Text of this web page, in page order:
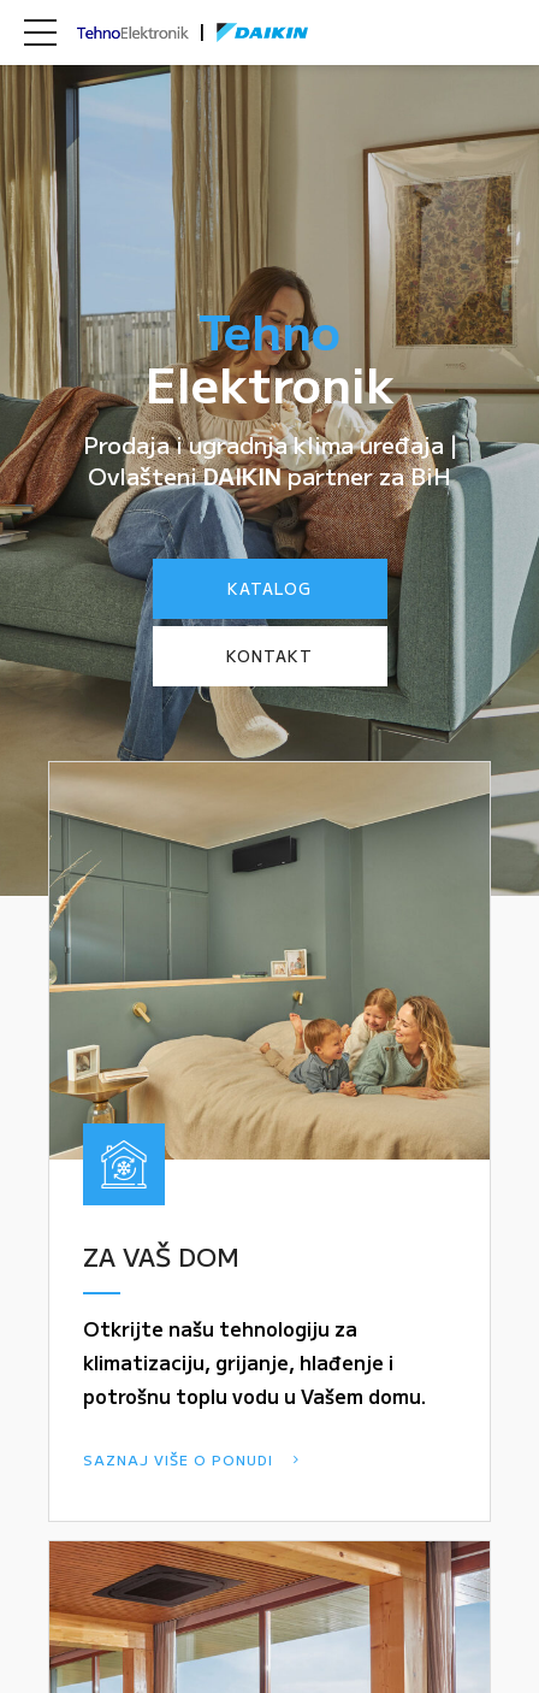
Tehno
Elektronik
Prodaja i ugradnja klima uređaja |
OvlašteniDAIKINpartner za BiH
KATALOG
KONTAKT
ZA VAŠ DOM
Otkrijte našu tehnologiju za
klimatizaciju, grijanje, hlađenje i
potrošnu toplu vodu u Vašem domu.
SAZNAJ VIŠE O PONUDI